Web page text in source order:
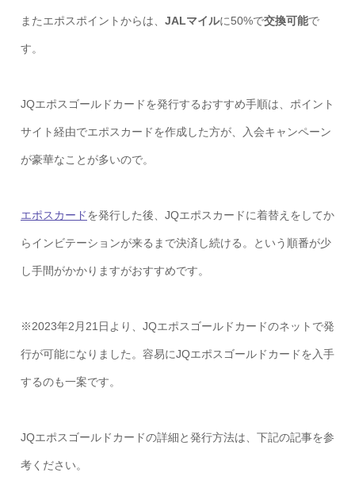
またエポスポイントからは、 JALマイルに50%で交換可能で
す。
JQエポスゴールドカードを発行するおすすめ手順は、ポイント
サイト経由でエポスカードを作成した方が、入会キャンペーン
が豪華なことが多いので。
エポスカードを発行した後、JQエポスカードに着替えをしてか
らインビテーションが来るまで決済し続ける。という順番が少
し手間がかかりますがおすすめです。
※2023年2月21日より、JQエポスゴールドカードのネットで発
行が可能になりました。容易にJQエポスゴールドカードを入手
するのも一案です。
JQエポスゴールドカードの詳細と発行方法は、下記の記事を参
考ください。